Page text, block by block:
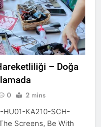
– Doğa
0 2 mins
KA210-SCH-
Screens, Be With